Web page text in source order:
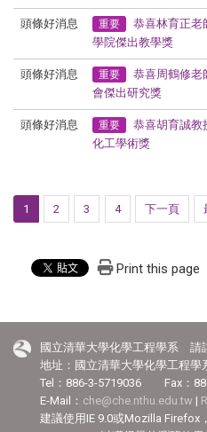
頭條好消息 重要 恭喜林育正老
學院傑出教學獎
頭條好消息 重要
恭喜周鶴修老
會傑出研究獎
頭條好消息 重要
恭喜胡育誠教
化工學術獎
1 2 3 4 下一頁
Print this page
國立清華大學化學工程學系 請
地址：國立清華大學化學工程學
Tel：886-3-5719036 Fax：
E-Mail： che@che.nthu.edu.tw |
建議使用IE 9.0或Mozilla Firefox